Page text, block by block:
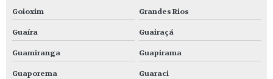
Goioxim Grandes Rios
Guaíra Guairaçá
Guamiranga Guapirama
Guaporema Guaraci